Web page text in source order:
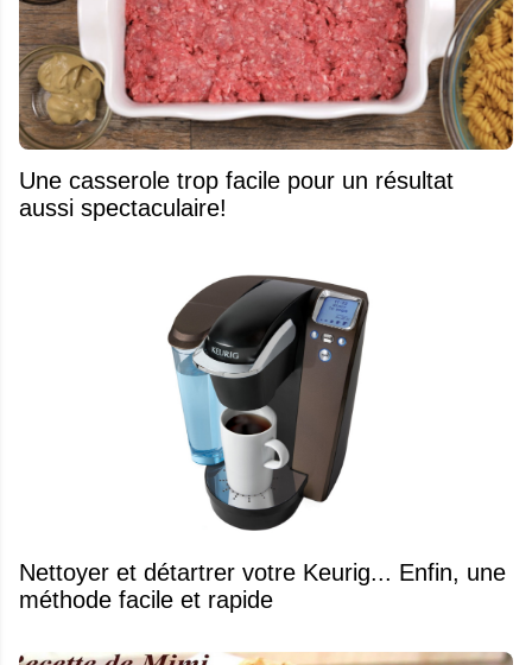
Une casserole trop facile pour un résultat
aussi spectaculaire!
Nettoyer et détartrer votre Keurig... Enfin, une
méthode facile et rapide